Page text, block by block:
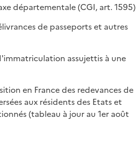
départementale (CGI, art. 1595)
de passeports et autres
assujettis à une
en France des redevances de
aux résidents des Etats et
(tableau à jour au 1er août